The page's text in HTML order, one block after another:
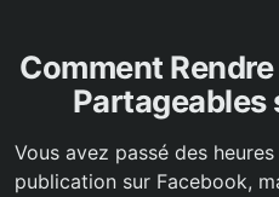
Comment
Partageables
Vous avez passé des
publication sur Facebook,